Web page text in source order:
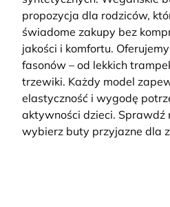
propozycja dla rodziców,
świadome zakupy bez
jakości i komfortu.
fasonów – od lekkich
trzewiki. Każdy model
elastyczność i wygodę
aktywności dzieci. Sprawdź
wybierz buty przyjazne dla